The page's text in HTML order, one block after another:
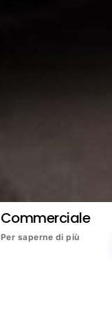
Commerciale
Per saperne di più